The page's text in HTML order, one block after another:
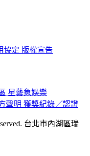
協定 版權宣告
星藝象娛樂
聲明 獲獎紀錄／認證
台北市內湖區瑞